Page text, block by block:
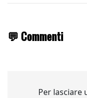
💬 Commenti